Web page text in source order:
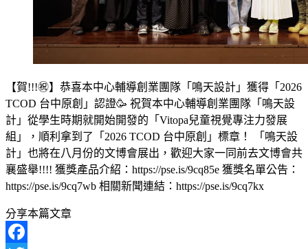
【賀!!!㊗️】恭喜本中心輔導創業團隊「鳴天設計」獲得「2026
TCOD 台中原創」認證🥳 祝賀本中心輔導創業團隊「鳴天設
計」從學生時期就開始開發的「Vitopa兒童視覺專注力發展
組」，順利拿到了「2026 TCOD 台中原創」標章！ 「鳴天設
計」也將在八月份的文博會展出，歡迎大家一同前去文博會共
襄盛舉!!!! 獲獎產品介紹：https://pse.is/9cq85e 獲獎名單公告：
https://pse.is/9cq7wb 相關新聞連結：https://pse.is/9cq7kx
分享本篇文章